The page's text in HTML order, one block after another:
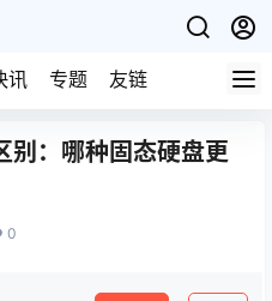
讯 专题 友链
别：哪种固态硬盘更
0